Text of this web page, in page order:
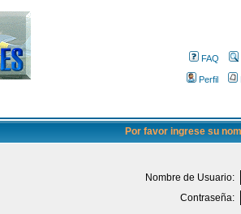
FAQ
Perfil
Por favor ingrese su
Nombre de Usuario:
Contraseña: